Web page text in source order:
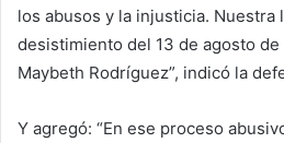
los abusos y la injusticia. Nuestra
desistimiento del 13 de agosto
Maybeth Rodríguez”, indicó la
Y agregó: “En ese proceso